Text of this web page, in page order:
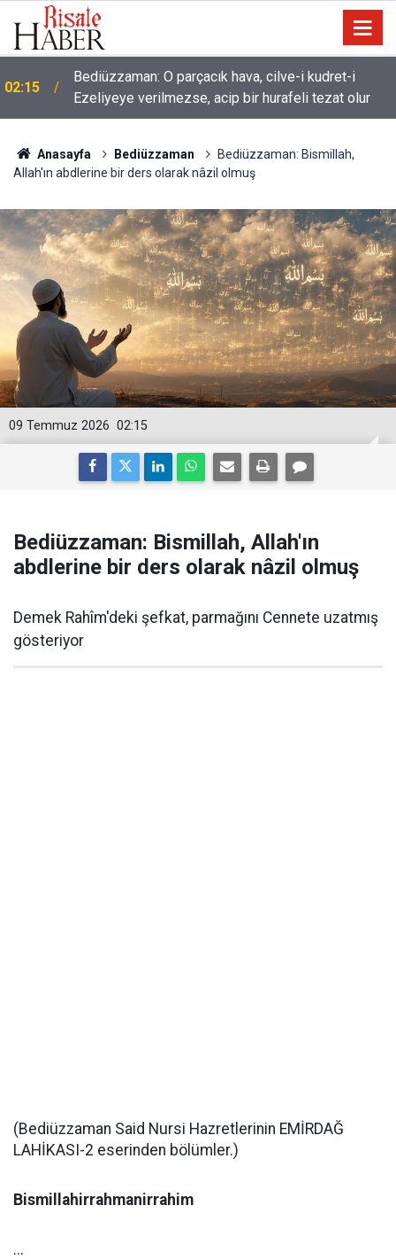
01:45 Dünyaya önem verme ki, Allah seni sevsin
Anasayfa Bediüzzaman
Bediüzzaman: Bismillah,
Allah'ın abdlerine bir ders olarak nâzil olmuş
02:15
09 Temmuz 2026
Bediüzzaman: Bismillah, Allah'ın
abdlerine bir ders olarak nâzil olmuş
Demek Rahîm'deki şefkat, parmağını Cennete uzatmış
gösteriyor
(Bediüzzaman Said Nursi Hazretlerinin EMİRDAĞ
LAHİKASI-2 eserinden bölümler.)
Bismillahirrahmanirrahim
...